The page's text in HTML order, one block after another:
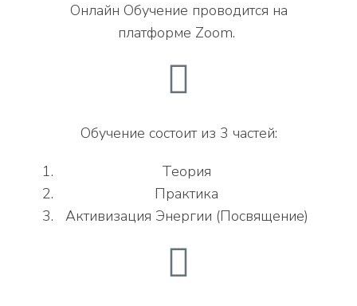
Онлайн Обучение проводится на
платформе Zoom.
Обучение состоит из 3 частей:
Теория
Практика
Активизация Энергии (Посвящение)